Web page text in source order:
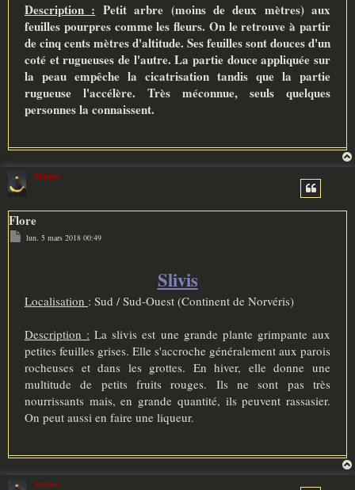
Description : Petit arbre (moins de deux mètres) aux
feuilles pourpres comme les fleurs. On le retrouve à partir
de cinq cents mètres d'altitude. Ses feuilles sont douces d'un
coté et rugueuses de l'autre. La partie douce appliquée sur
la peau empêche la cicatrisation tandis que la partie
rugueuse l'accélère. Très méconnue, seuls quelques
personnes la connaissent.
Yuimen
Flore
M
e
lun. 5 mars 2018 00:49
Slivis
Localisation : Sud / Sud-Ouest (Continent de Norvéris)
Description : La slivis est une grande plante grimpante aux
petites feuilles grises. Elle s'accroche généralement aux parois
rocheuses et dans les grottes. En hiver, elle donne une
multitude de petits fruits rouges. Ils ne sont pas très
nourrissants mais, en grande quantité, ils peuvent rassasier.
On peut aussi en faire une liqueur.
Yuimen